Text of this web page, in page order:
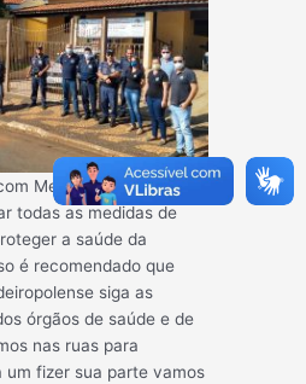
Menezes, este é o
todas as medidas de
a saúde da
é recomendado que
siga as
órgãos de saúde e de
nas ruas para
um fizer sua parte vamos